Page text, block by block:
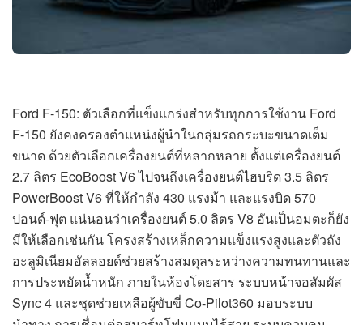
Ford F-150: ตัวเลือกที่แข็งแกร่งสำหรับทุกการใช้งาน Ford
F-150 ยังคงครองตำแหน่งผู้นำในกลุ่มรถกระบะขนาดเต็ม
ขนาด ด้วยตัวเลือกเครื่องยนต์ที่หลากหลาย ตั้งแต่เครื่องยนต์
2.7 ลิตร EcoBoost V6 ไปจนถึงเครื่องยนต์ไฮบริด 3.5 ลิตร
PowerBoost V6 ที่ให้กำลัง 430 แรงม้า และแรงบิด 570
ปอนด์-ฟุต แน่นอนว่าเครื่องยนต์ 5.0 ลิตร V8 อันเป็นอมตะก็ยัง
มีให้เลือกเช่นกัน โครงสร้างเหล็กความแข็งแรงสูงและตัวถัง
อะลูมิเนียมอัลลอยด์ช่วยสร้างสมดุลระหว่างความทนทานและ
การประหยัดน้ำหนัก ภายในห้องโดยสาร ระบบหน้าจอสัมผัส
Sync 4 และชุดช่วยเหลือผู้ขับขี่ Co-Pilot360 มอบระบบ